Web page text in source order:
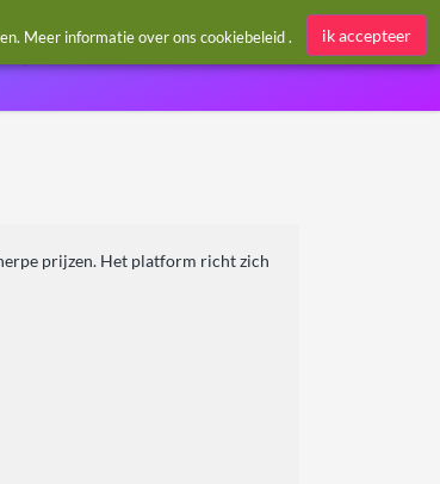
Aanmelden / Register
prijzen. Het platform richt zich
Meer informatie over ons cookiebeleid. ik accepteer